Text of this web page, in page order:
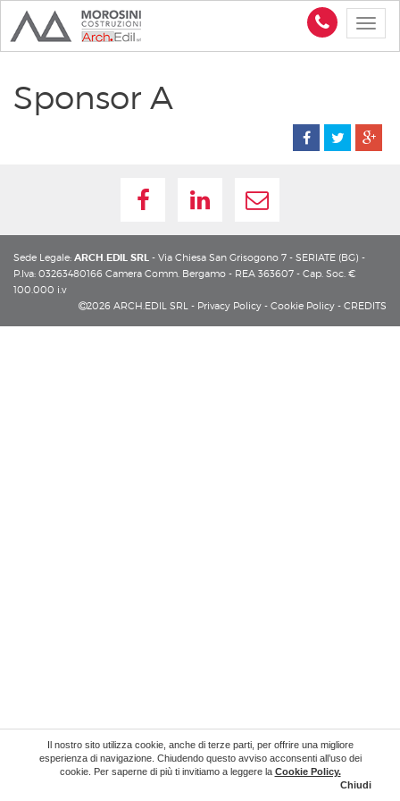
Sponsor A
Sede Legale: ARCH.EDIL SRL - Via Chiesa San Grisogono 7 - SERIATE (BG) -
P.Iva: 03263480166 Camera Comm. Bergamo - REA 363607 - Cap. Soc. €
100.000 i.v
2026 ARCH.EDIL SRL - Privacy Policy - Cookie Policy - CREDITS
Il nostro sito utilizza cookie, anche di terze parti, per offrire una migliore
esperienza di navigazione. Chiudendo questo avviso acconsenti all’uso dei
cookie. Per saperne di più ti invitiamo a leggere la Cookie Policy.
Chiudi